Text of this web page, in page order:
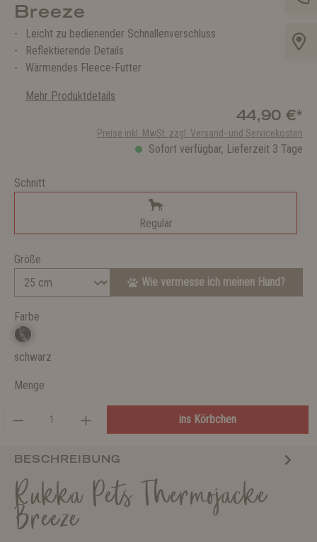
Breeze
Leicht zu bedienender Schnallenverschluss
Reflektierende Details
Wärmendes Fleece-Futter
Mehr Produktdetails
44,90 €*
Preise inkl. MwSt. zzgl. Versand- und Servicekosten
Sofort verfügbar, Lieferzeit 3 Tage
Schnitt
Regulär
Größe
Wie vermesse ich meinen Hund?
Farbe
schwarz
Menge
ins Körbchen
BESCHREIBUNG
Rukka Pets Thermojacke
Breeze